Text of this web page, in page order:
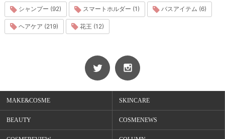
シャンプー (92) スマートホルダー (1) バスアイテム (6)
ヘアケア (219) 花王 (12)
MAKE&COSME SKINCARE
BEAUTY COSMENEWS